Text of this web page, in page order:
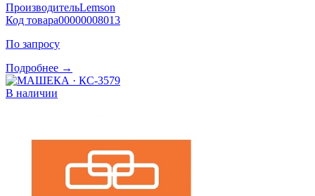
ПроизводительLemson
Код товара00000008013
По запросу
Подробнее →
В наличии